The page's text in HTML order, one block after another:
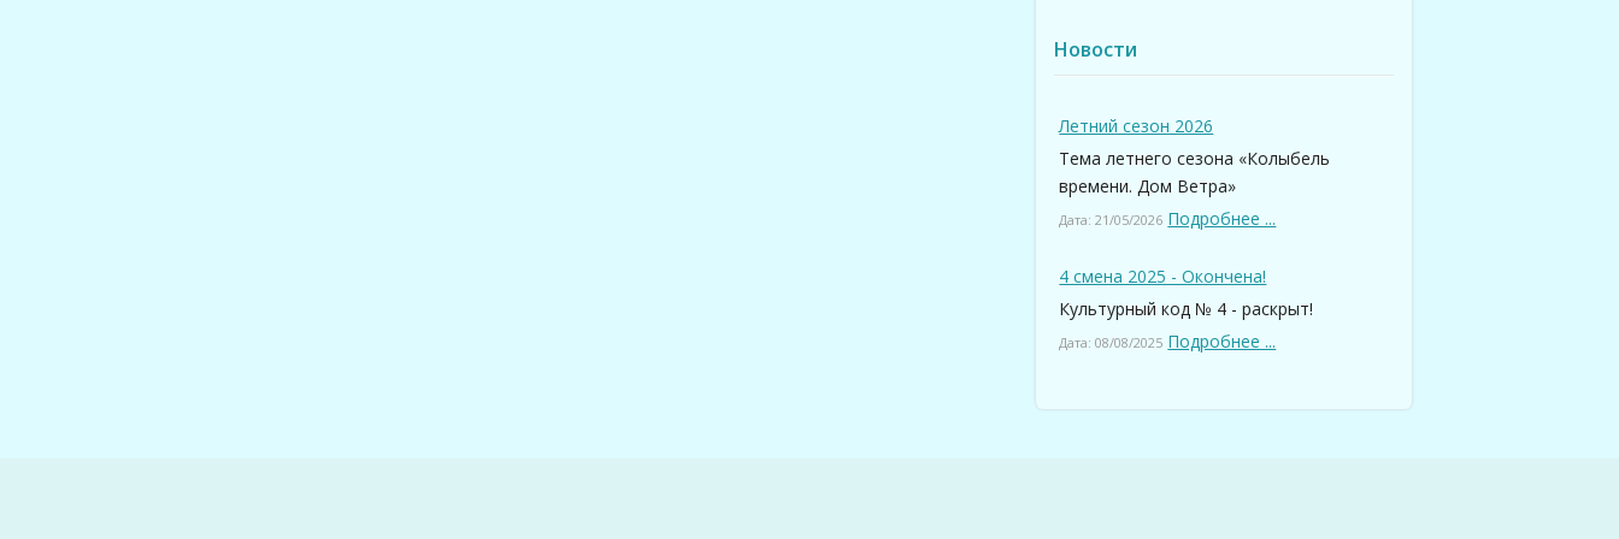
Новости
Летний сезон 2026
Тема летнего сезона «Колыбель
времени. Дом Ветра»
Дата: 21/05/2026 Подробнее ...
4 смена 2025 - Окончена!
Культурный код № 4 - раскрыт!
Дата: 08/08/2025 Подробнее ...